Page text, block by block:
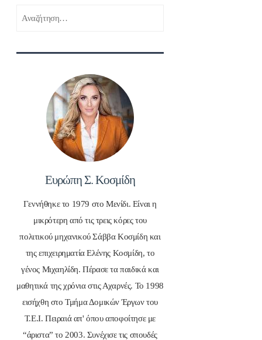
Ευρώπη Σ. Κοσμίδη
Γεννήθηκε το 1979 στο Μενίδι. Είναι η
μικρότερη από τις τρεις κόρες του
πολιτικού μηχανικού Σάββα Κοσμίδη και
της επιχειρηματία Ελένης Κοσμίδη, το
γένος Μιχαηλίδη. Πέρασε τα παιδικά και
μαθητικά της χρόνια στις Αχαρνές. Το 1998
εισήχθη στο Τμήμα Δομικών Έργων του
Τ.Ε.Ι. Πειραιά απ' όπου αποφοίτησε με
“άριστα” το 2003. Συνέχισε τις σπουδές